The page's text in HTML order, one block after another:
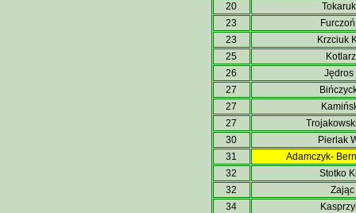
20
23
23
Krzciuk
25
26
Jędros
27
27
27
30
Pierlak
31
Adamczyk-
32
Stotko
32
34